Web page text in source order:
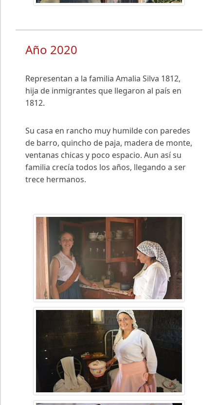
Año 2020
Representan a la familia Amalia Silva 1812,
hija de inmigrantes que llegaron al país en
1812.
Su casa en rancho muy humilde con paredes
de barro, quincho de paja, madera de monte,
ventanas chicas y poco espacio. Aun así su
familia crecía todos los años, llegando a ser
trece hermanos.